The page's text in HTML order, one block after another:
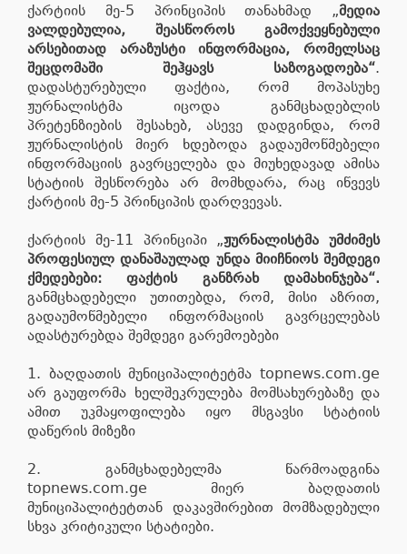
ქარტიის მე-5 პრინციპის თანახმად „მედია
ვალდებულია, შეასწოროს გამოქვეყნებული
არსებითად არაზუსტი ინფორმაცია, რომელსაც
შეცდომაში შეჰყავს საზოგადოება“.
დადასტურებული ფაქტია, რომ მოპასუხე
ჟურნალისტმა იცოდა განმცხადებლის
პრეტენზიების შესახებ, ასევე დადგინდა, რომ
ჟურნალისტის მიერ ხდებოდა გადაუმოწმებელი
ინფორმაციის გავრცელება და მიუხედავად ამისა
სტატიის შესწორება არ მომხდარა, რაც იწვევს
ქარტიის მე-5 პრინციპის დარღვევას.
ქარტიის მე-11 პრინციპი „ჟურნალისტმა უმძიმეს
პროფესიულ დანაშაულად უნდა მიიჩნიოს შემდეგი
ქმედებები: ფაქტის განზრახ დამახინჯება“.
განმცხადებელი უთითებდა, რომ, მისი აზრით,
გადაუმოწმებელი ინფორმაციის გავრცელებას
ადასტურებდა შემდეგი გარემოებები
1. ბაღდათის მუნიციპალიტეტმა topnews.com.ge
არ გაუფორმა ხელშეკრულება მომსახურებაზე და
ამით უკმაყოფილება იყო მსგავსი სტატიის
დაწერის მიზეზი
2. განმცხადებელმა წარმოადგინა
topnews.com.ge მიერ ბაღდათის
მუნიციპალიტეტთან დაკავშირებით მომზადებული
სხვა კრიტიკული სტატიები.